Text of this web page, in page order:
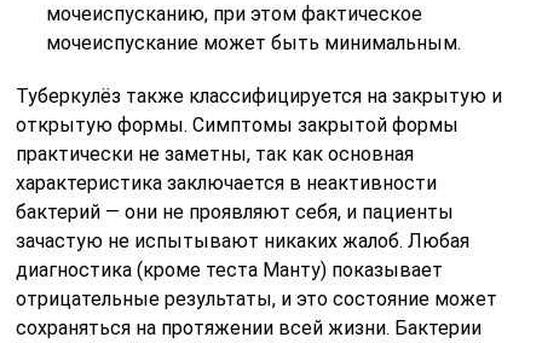
мочеиспусканию, при этом фактическое
мочеиспускание может быть минимальным.
Туберкулёз также классифицируется на закрытую и
открытую формы. Симптомы закрытой формы
практически не заметны, так как основная
характеристика заключается в неактивности
бактерий — они не проявляют себя, и пациенты
зачастую не испытывают никаких жалоб. Любая
диагностика (кроме теста Манту) показывает
отрицательные результаты, и это состояние может
сохраняться на протяжении всей жизни. Бактерии